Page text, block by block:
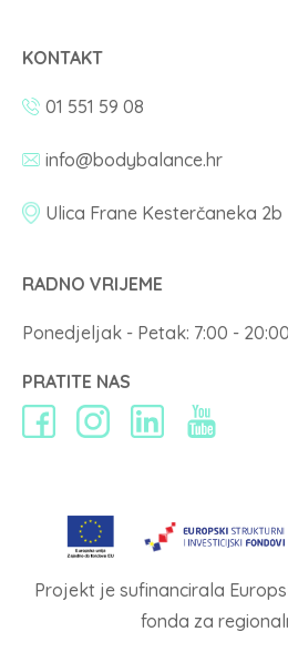
KONTAKT
01 551 59 08
info@bodybalance.hr
Ulica Frane Kesterčaneka 2b
RADNO VRIJEME
Ponedjeljak - Petak: 7:00 - 20:00
PRATITE NAS
Projekt je sufinancirala
fonda za